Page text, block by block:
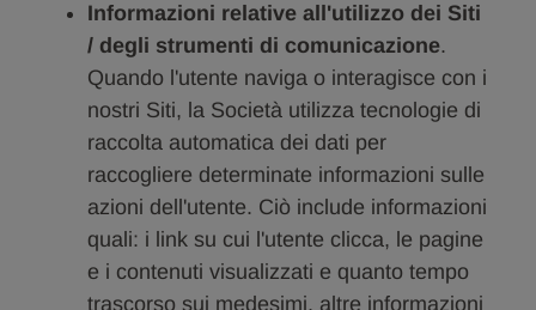
Informazioni relative all'utilizzo dei Siti
/ degli strumenti di comunicazione.
Quando l'utente naviga o interagisce con i
nostri Siti, la Società utilizza tecnologie di
raccolta automatica dei dati per
raccogliere determinate informazioni sulle
azioni dell'utente. Ciò include informazioni
quali: i link su cui l'utente clicca, le pagine
e i contenuti visualizzati e quanto tempo
trascorso sui medesimi, altre informazioni